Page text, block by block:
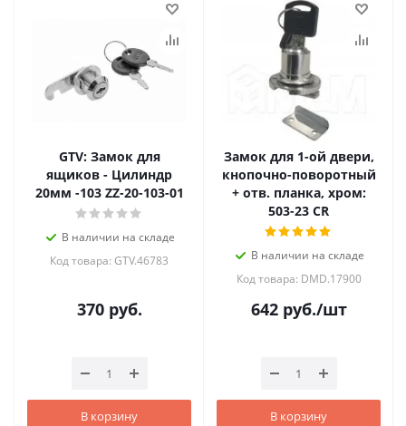
GTV: Замок для
ящиков - Цилиндр
20мм -103 ZZ-20-103-01
В наличии на складе
Код товара: GTV.46783
370руб.
В корзину
Замок для 1-ой двери,
кнопочно-поворотный
+ отв. планка, хром:
503-23 CR
В наличии на складе
Код товара: DMD.17900
642руб./шт
В корзину